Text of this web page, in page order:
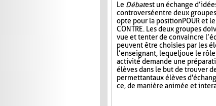
Le Débatest un échange
controversé entre deux
opte pour la position POUR et
CONTRE. Les deux groupes
vue et tenter de convaincre
peuvent être choisies par les
l’enseignant, lequel joue le
activité demande une
élèves dans le but de trouver
permettant aux élèves
ce, de manière animée et